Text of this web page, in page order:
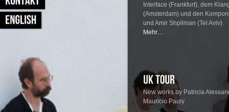
Interface (Frankfurt), dem
(Amsterdam) und den
und Amir Shpilman (Tel Aviv).
Mehr…
New works by Patricia
Mauricio Pauly